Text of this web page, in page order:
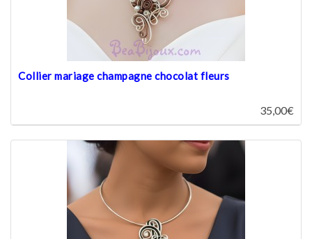
Collier mariage champagne chocolat fleurs
35,00€